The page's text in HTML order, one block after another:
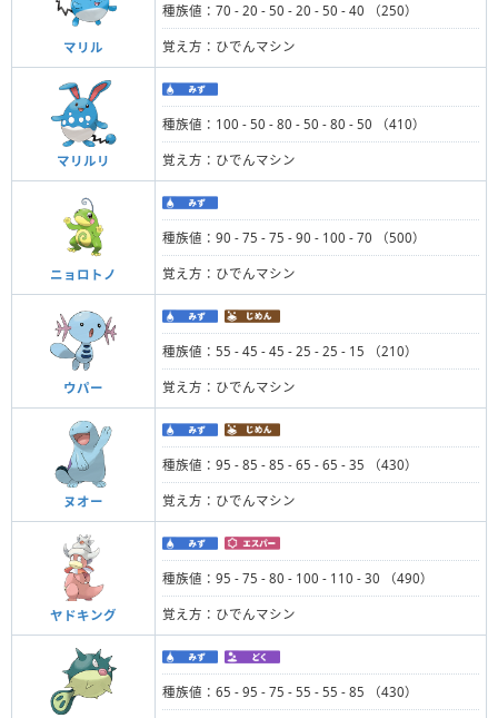
マリル
種族値：70 - 20 - 50 - 20 - 50 - 40 （250）
覚え方：ひでんマシン
マリルリ
種族値：100 - 50 - 80 - 50 - 80 - 50 （410）
覚え方：ひでんマシン
ニョロトノ
種族値：90 - 75 - 75 - 90 - 100 - 70 （500）
覚え方：ひでんマシン
ウパー
種族値：55 - 45 - 45 - 25 - 25 - 15 （210）
覚え方：ひでんマシン
ヌオー
種族値：95 - 85 - 85 - 65 - 65 - 35 （430）
覚え方：ひでんマシン
ヤドキング
種族値：95 - 75 - 80 - 100 - 110 - 30 （490）
覚え方：ひでんマシン
種族値：65 - 95 - 75 - 55 - 55 - 85 （430）